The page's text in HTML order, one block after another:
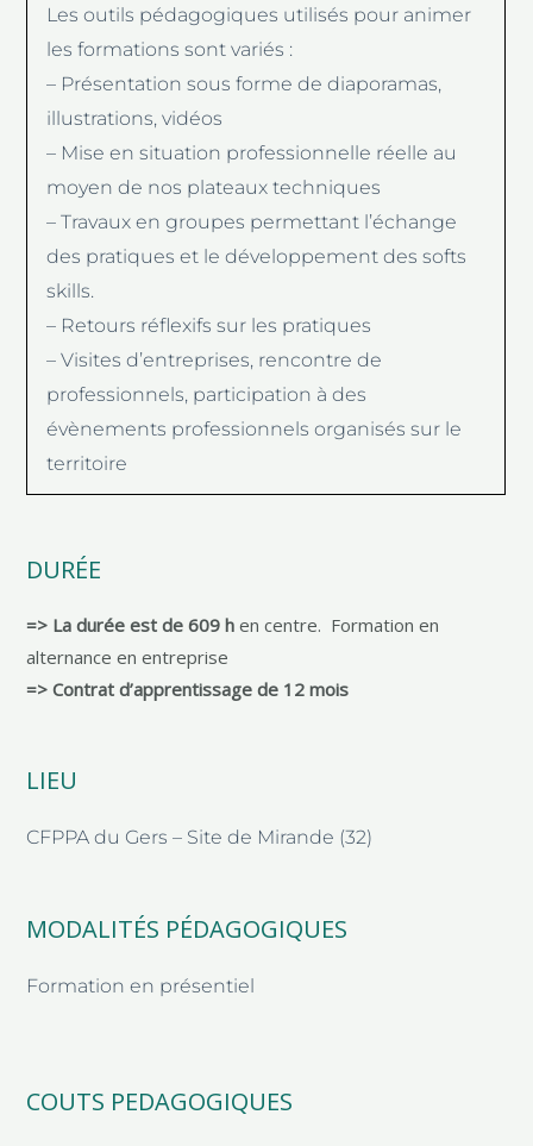
Les outils pédagogiques utilisés pour animer
les formations sont variés :
– Présentation sous forme de diaporamas,
illustrations, vidéos
– Mise en situation professionnelle réelle au
moyen de nos plateaux techniques
– Travaux en groupes permettant l’échange
des pratiques et le développement des softs
skills.
– Retours réflexifs sur les pratiques
– Visites d’entreprises, rencontre de
professionnels, participation à des
évènements professionnels organisés sur le
territoire
DURÉE
=> La durée est de 609 hen centre. Formation en
alternance en entreprise
=> Contrat d’apprentissage de 12 mois
LIEU
CFPPA du Gers – Site de Mirande (32)
MODALITÉS PÉDAGOGIQUES
Formation en présentiel
COUTS PEDAGOGIQUES